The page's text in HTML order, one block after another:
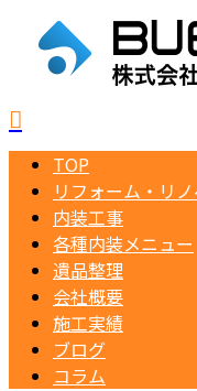
TOP
リフォーム・リ
内装工事
各種内装メニュー
遺品整理
会社概要
施工実績
ブログ
コラム